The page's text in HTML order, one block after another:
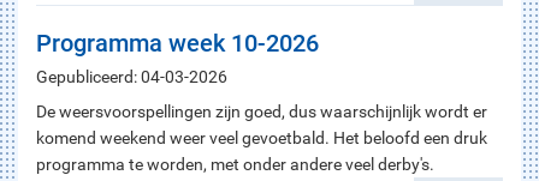
Programma week 10-2026
Gepubliceerd: 04-03-2026
De weersvoorspellingen zijn goed, dus waarschijnlijk wordt er
komend weekend weer veel gevoetbald. Het beloofd een druk
programma te worden, met onder andere veel derby's.